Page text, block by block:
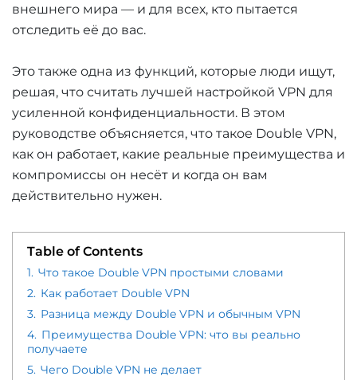
внешнего мира — и для всех, кто пытается
отследить её до вас.
Это также одна из функций, которые люди ищут,
решая, что считать лучшей настройкой VPN для
усиленной конфиденциальности. В этом
руководстве объясняется, что такое Double VPN,
как он работает, какие реальные преимущества и
компромиссы он несёт и когда он вам
действительно нужен.
Table of Contents
1. Что такое Double VPN простыми словами
2. Как работает Double VPN
3. Разница между Double VPN и обычным VPN
4. Преимущества Double VPN: что вы реально
получаете
5. Чего Double VPN не делает